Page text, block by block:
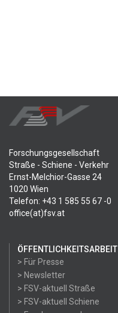
Forschungsgesellschaft
Straße - Schiene - Verkehr
Ernst-Melchior-Gasse 24
1020 Wien
Telefon: +43 1 585 55 67 -0
office(at)fsv.at
ÖFFENTLICHKEITSARBEIT
> Für Presse
> Newsletter
> FSV-aktuell Straße
> FSV-aktuell Schiene